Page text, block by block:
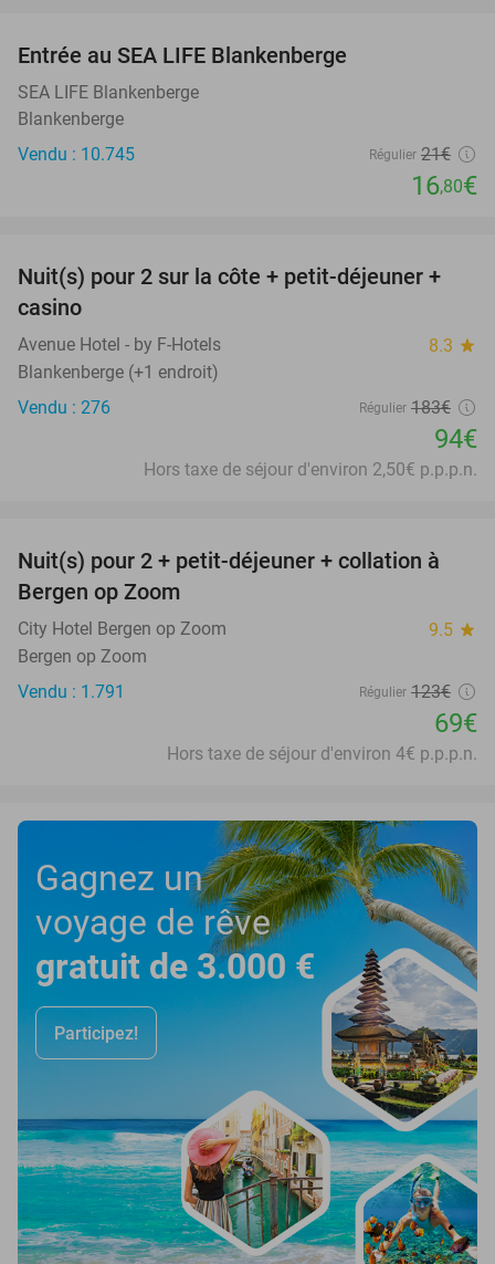
Entrée au SEA LIFE Blankenberge
SEA LIFE Blankenberge
Blankenberge
Vendu : 10.745
Régulier 21€
16,80€
49%
Nuit(s) pour 2 sur la côte + petit-déjeuner +
casino
Avenue Hotel - by F-Hotels 8.3 star
Blankenberge (+1 endroit)
Vendu : 276
Régulier 183€
94€
Hors taxe de séjour d'environ 2,50€ p.p.p.n.
44%
Nuit(s) pour 2 + petit-déjeuner + collation à
Bergen op Zoom
City Hotel Bergen op Zoom 9.5 star
Bergen op Zoom
Vendu : 1.791
Régulier 123€
69€
Hors taxe de séjour d'environ 4€ p.p.p.n.
Gagnez un
voyage de rêve
gratuit de 3.000 €
Participez!